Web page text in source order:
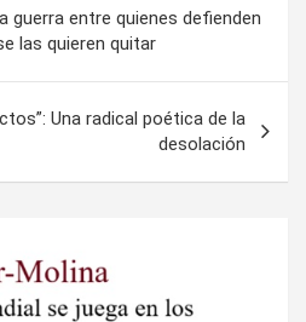
guerra entre quienes defienden
las quieren quitar
Una radical poética de la
desolación